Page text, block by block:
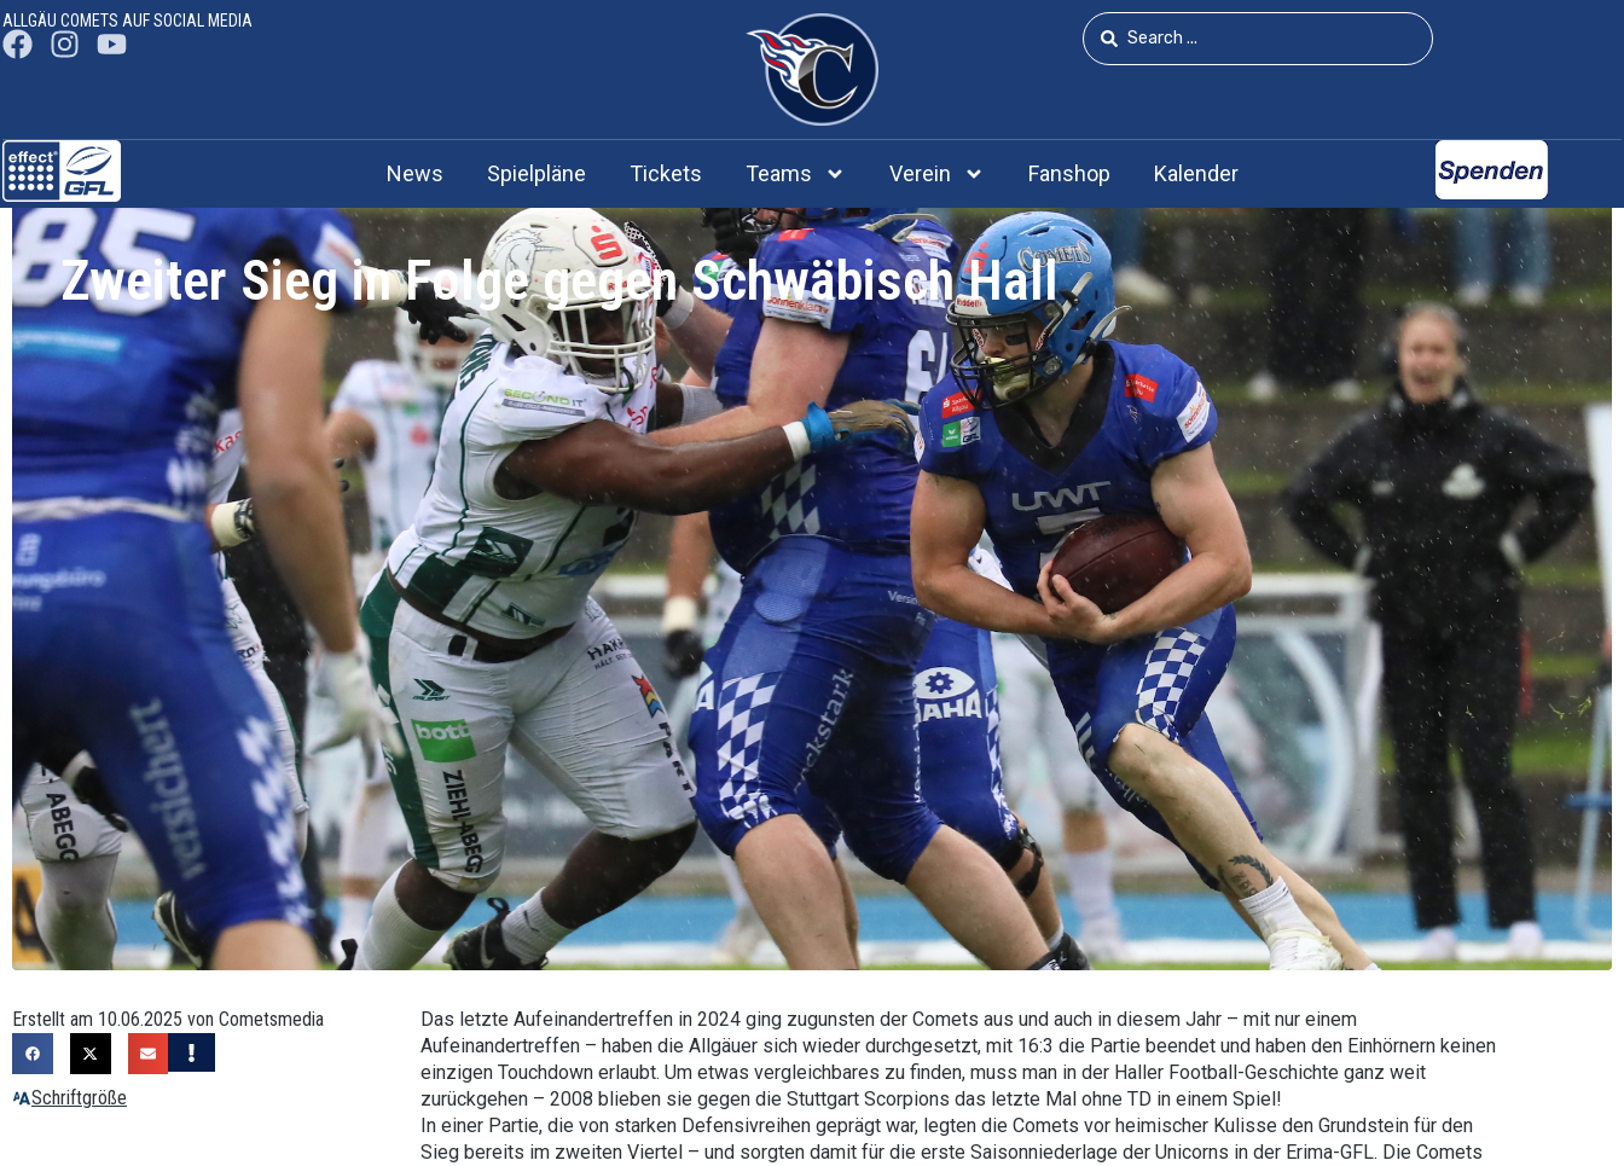
ALLGÄU COMETS AUF SOCIAL MEDIA
News Spielpläne Tickets Teams Verein Fanshop Kalender
Zweiter Sieg in Folge gegen Schwäbisch Hall
Erstellt am 10.06.2025 von Cometsmedia
Schriftgröße
Das letzte Aufeinandertreffen in 2024 ging zugunsten der Comets aus und auch in diesem Jahr – mit nur einem
Aufeinandertreffen – haben die Allgäuer sich wieder durchgesetzt, mit 16:3 die Partie beendet und haben den Einhörnern keinen
einzigen Touchdown erlaubt. Um etwas vergleichbares zu finden, muss man in der Haller Football-Geschichte ganz weit
zurückgehen – 2008 blieben sie gegen die Stuttgart Scorpions das letzte Mal ohne TD in einem Spiel!
In einer Partie, die von starken Defensivreihen geprägt war, legten die Comets vor heimischer Kulisse den Grundstein für den
Sieg bereits im zweiten Viertel – und sorgten damit für die erste Saisonniederlage der Unicorns in der Erima-GFL. Die Comets